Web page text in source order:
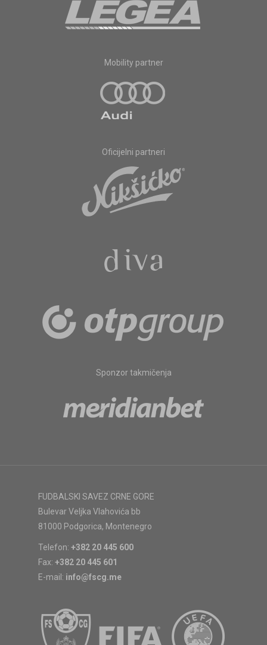
Mobility partner
Oficijelni partneri
Sponzor takmičenja
FUDBALSKI SAVEZ CRNE GORE
Bulevar Veljka Vlahovića bb
81000 Podgorica, Montenegro
Telefon: +382 20 445 600
Fax: +382 20 445 601
E-mail: info@fscg.me